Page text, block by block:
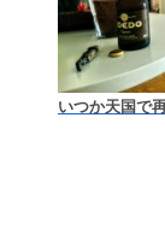
いつか天国で